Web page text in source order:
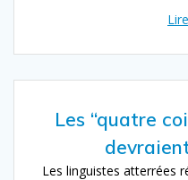
Les “quatre
Les linguistes atterrées